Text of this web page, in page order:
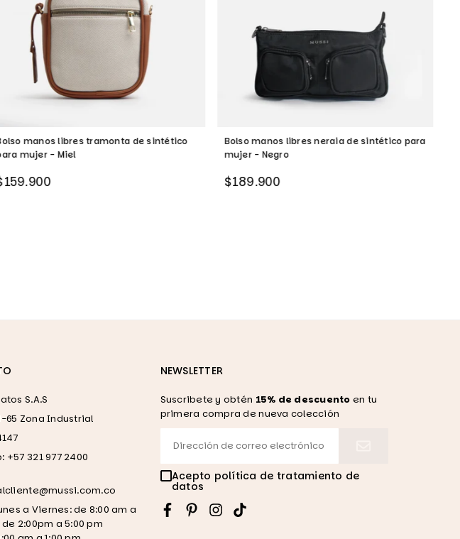
manos libres tramonta de sintético
mujer - Miel
Bolso manos libres neraia de sintético para
mujer - Negro
Precio
$189.900
S.A.S
65 Zona Industrial
+57 321 977 2400
a Viernes: de 8:00 am a
de 2:00pm a 5:00 pm
NEWSLETTER
Suscribete y obtén 15% de descuento en tu
primera compra de nueva colección
Acepto política de tratamiento de
datos
FacebookPinterestInstagram
TikTok